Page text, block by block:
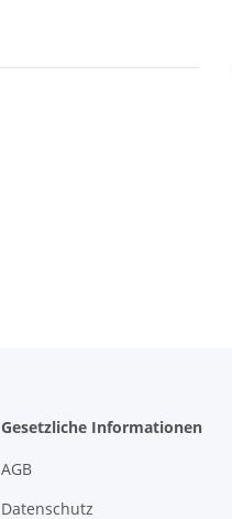
Gesetzliche Informationen
AGB
Datenschutz